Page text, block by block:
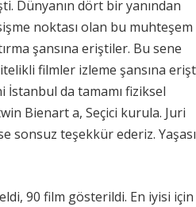
Dünyanın dört bir yanından
noktası olan bu muhteşem
şansına eriştiler. Bu sene
filmler izleme şansına
İstanbul da tamamı fiziksel
Bienart a, Seçici kurula. Juri
sonsuz teşekkür ederiz.
90 film gösterildi. En iyisi için